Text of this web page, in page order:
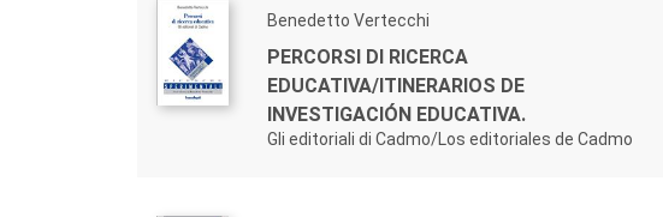
Benedetto Vertecchi
PERCORSI DI RICERCA
EDUCATIVA/ITINERARIOS DE
INVESTIGACIÓN EDUCATIVA.
Gli editoriali di Cadmo/Los editoriales de Cadmo